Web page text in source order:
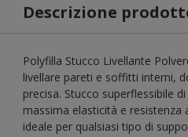
Descrizione
Polyfilla Stucco Livellante
livellare pareti e soffitti interni,
precisa. Stucco superflessibile
massima elasticità e resistenza
ideale per qualsiasi tipo di